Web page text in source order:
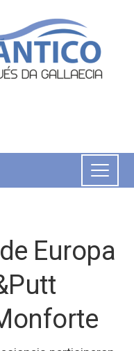
Europa